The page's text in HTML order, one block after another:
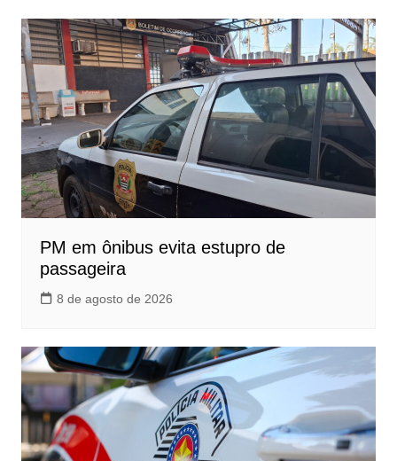
PM em ônibus evita estupro de
passageira
8 de agosto de 2026